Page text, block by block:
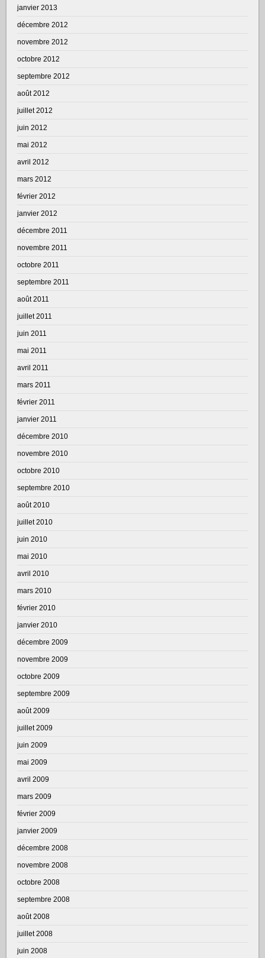
janvier 2013
décembre 2012
novembre 2012
octobre 2012
septembre 2012
août 2012
juillet 2012
juin 2012
mai 2012
avril 2012
mars 2012
février 2012
janvier 2012
décembre 2011
novembre 2011
octobre 2011
septembre 2011
août 2011
juillet 2011
juin 2011
mai 2011
avril 2011
mars 2011
février 2011
janvier 2011
décembre 2010
novembre 2010
octobre 2010
septembre 2010
août 2010
juillet 2010
juin 2010
mai 2010
avril 2010
mars 2010
février 2010
janvier 2010
décembre 2009
novembre 2009
octobre 2009
septembre 2009
août 2009
juillet 2009
juin 2009
mai 2009
avril 2009
mars 2009
février 2009
janvier 2009
décembre 2008
novembre 2008
octobre 2008
septembre 2008
août 2008
juillet 2008
juin 2008